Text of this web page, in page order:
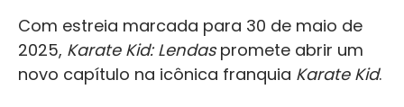
Com estreia marcada para 30 de maio de
2025, Karate Kid: Lendaspromete abrir um
novo capítulo na icônica franquia Karate Kid.